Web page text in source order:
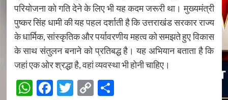
परियोजना को गति देने के लिए भी यह कदम जरूरी था। मुख्यमंत्री
पुष्कर सिंह धामी की यह पहल दर्शाती है कि उत्तराखंड सरकार राज्य
के धार्मिक, सांस्कृतिक और पर्यावरणीय महत्व को समझते हुए विकास
के साथ संतुलन बनाने को प्रतिबद्ध है। यह अभियान बताता है कि
जहां एक ओर श्रद्धा है, वहां व्यवस्था भी होनी चाहिए।
WhatsApp
Facebook
Twitter
CopyShare